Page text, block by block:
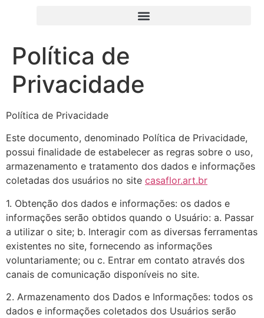
Política de
Privacidade
Política de Privacidade
Este documento, denominado Política de Privacidade,
possui finalidade de estabelecer as regras sobre o uso,
armazenamento e tratamento dos dados e informações
coletadas dos usuários no site casaflor.art.br
1. Obtenção dos dados e informações: os dados e
informações serão obtidos quando o Usuário: a. Passar
a utilizar o site; b. Interagir com as diversas ferramentas
existentes no site, fornecendo as informações
voluntariamente; ou c. Entrar em contato através dos
canais de comunicação disponíveis no site.
2. Armazenamento dos Dados e Informações: todos os
dados e informações coletados dos Usuários serão